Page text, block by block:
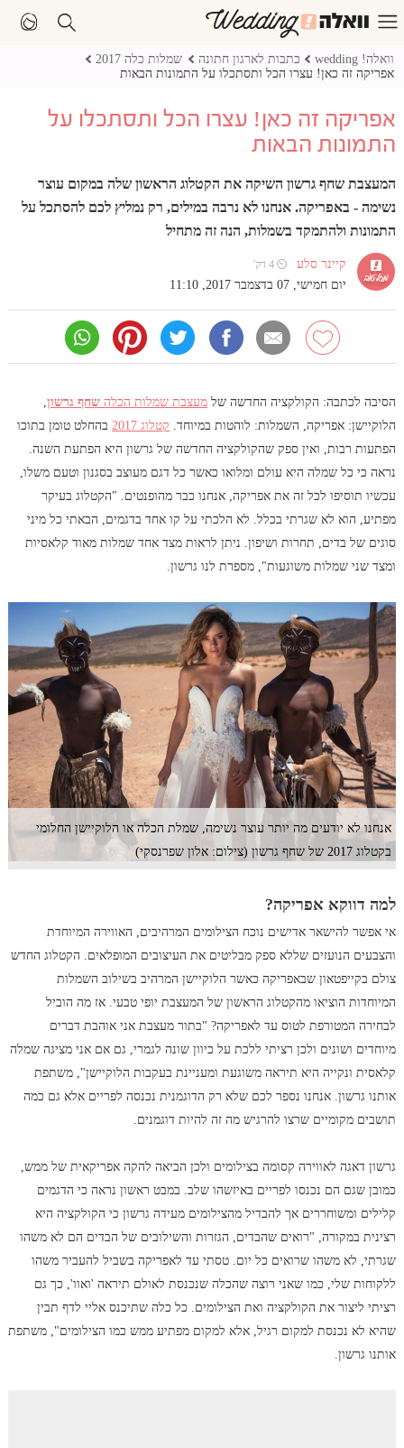
וואלה! wedding כתבות לארגון חתונה
שמלות כלה 2017
אפריקה זה כאן! עצרו הכל ותסתכלו על התמונות הבאות
אפריקה זה כאן! עצרו הכל ותסתכלו על
התמונות הבאות
המעצבת שחף גרשון השיקה את הקטלוג הראשון שלה במקום עוצר
נשימה - באפריקה. אנחנו לא נרבה במילים, רק נמליץ לכם להסתכל על
התמונות ולהתמקד בשמלות, הנה זה מתחיל
קיינר סלע ⏲ 4 דק'
יום חמישי, 07 בדצמבר 2017, 11:10
הסיבה לכתבה: הקולקציה החדשה של מעצבת שמלות הכלהשחף גרשון,
הלוקיישן: אפריקה, השמלות: לוהטות במיוחד. קטלוג 2017
בהחלט טומן בתוכו
הפתעות רבות, ואין ספק שהקולקציה החדשה של גרשון היא הפתעת השנה.
נראה כי כל שמלה היא עולם ומלואו כאשר כל דגם מעוצב בסגנון וטעם משלו,
עכשיו תוסיפו לכל זה את אפריקה, אנחנו כבר מהופנטים. "הקטלוג בעיקר
מפתיע, הוא לא שגרתי בכלל. לא הלכתי על קו אחד בדגמים, הבאתי כל מיני
סוגים של בדים, תחרות ושיפון. ניתן לראות מצד אחד שמלות מאוד קלאסיות
ומצד שני שמלות משוגעות", מספרת לנו גרשון.
אנחנו לא יודעים מה יותר עוצר נשימה, שמלת הכלה או הלוקיישן החלומי
בקטלוג 2017 של שחף גרשון (צילום: אלון שפרנסקי)
למה דווקא אפריקה?
אי אפשר להישאר אדישים נוכח הצילומים המרהיבים, האווירה המיוחדת
והצבעים הנועזים שללא ספק מבליטים את העיצובים המופלאים. הקטלוג החדש
צולם בקייפטאון שבאפריקה כאשר הלוקיישן המרהיב בשילוב השמלות
המיוחדות הוציאו מהקטלוג הראשון של המעצבת יופי טבעי. אז מה הוביל
לבחירה המטורפת לטוס עד לאפריקה? "בתור מעצבת אני אוהבת דברים
מיוחדים ושונים ולכן רציתי ללכת על כיוון שונה לגמרי, גם אם אני מציגה שמלה
קלאסית ונקייה היא תיראה משוגעת ומעניינת בעקבות הלוקיישן", משתפת
אותנו גרשון. אנחנו נספר לכם שלא רק הדוגמנית נכנסה לפריים אלא גם כמה
תושבים מקומיים שרצו להרגיש מה זה להיות דוגמנים.
גרשון דאגה לאווירה קסומה בצילומים ולכן הביאה להקה אפריקאית של ממש,
כמובן שגם הם נכנסו לפריים באיזשהו שלב. במבט ראשון נראה כי הדגמים
קלילים ומשוחררים אך להבדיל מהצילומים מעידה גרשון כי הקולקציה היא
רצינית במקורה, "רואים שהבדים, הגזרות והשילובים של הבדים הם לא משהו
שגרתי, לא משהו שרואים כל יום. טסתי עד לאפריקה בשביל להעביר משהו
ללקוחות שלי, כמו שאני רוצה שהכלה שנכנסת לאולם תיראה 'ואוו', כך גם
רציתי ליצור את הקולקציה ואת הצילומים. כל כלה שתיכנס אליי לדף תבין
שהיא לא נכנסת למקום רגיל, אלא למקום מפתיע ממש כמו הצילומים", משתפת
אותנו גרשון.